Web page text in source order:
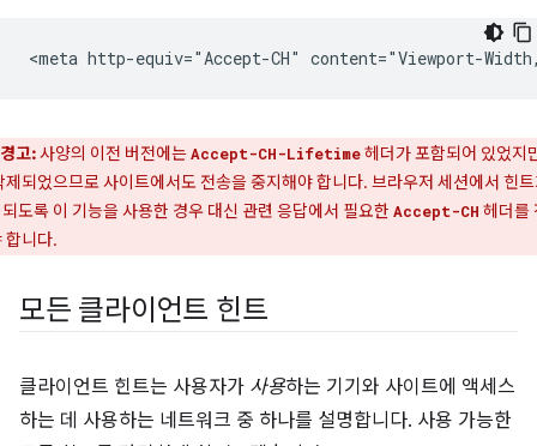
경고:사양의 이전 버전에는Accept-CH-Lifetime헤더가 포함되어 있었지
제되었으므로 사이트에서도 전송을 중지해야 합니다. 브라우저 세션에서 힌
도록 이 기능을 사용한 경우 대신 관련 응답에서 필요한 Accept-CH 헤더를
합니다.
모든 클라이언트 힌트
클라이언트 힌트는 사용자가 사용하는 기기와 사이트에 액세스
하는 데 사용하는 네트워크 중 하나를 설명합니다. 사용 가능한